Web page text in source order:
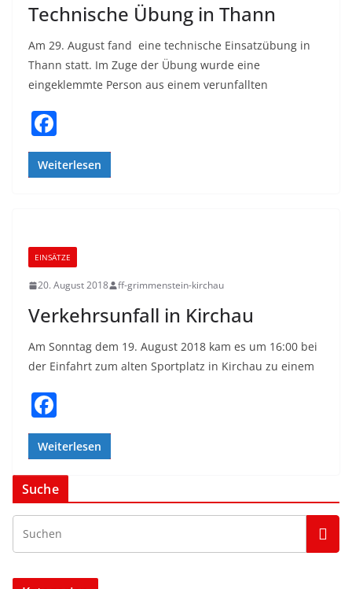
Technische Übung in Thann
Am 29. August fand eine technische Einsatzübung in
Thann statt. Im Zuge der Übung wurde eine
eingeklemmte Person aus einem verunfallten
a
c
o
o
k
Weiterlesen
EINSÄTZE
20. August 2018 ff-grimmenstein-kirchau
Verkehrsunfall in Kirchau
Am Sonntag dem 19. August 2018 kam es um 16:00 bei
der Einfahrt zum alten Sportplatz in Kirchau zu einem
a
c
e
b
o
o
k
Weiterlesen
Suche